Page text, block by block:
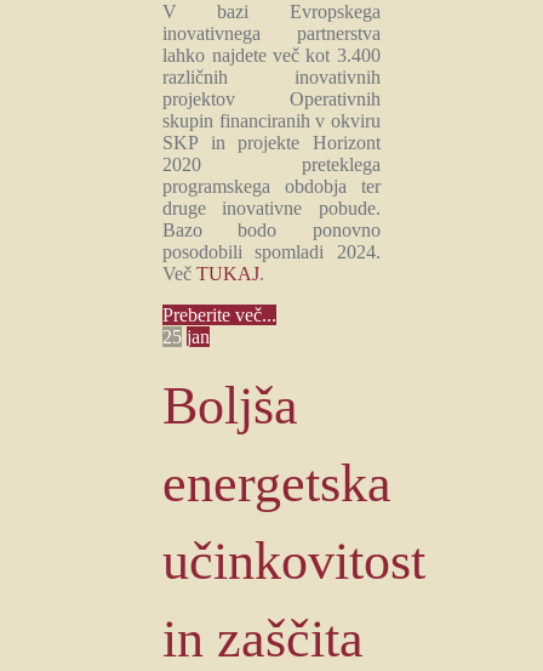
V bazi Evropskega
inovativnega partnerstva
lahko najdete več kot 3.400
različnih inovativnih
projektov Operativnih
skupin financiranih v okviru
SKP in projekte Horizont
2020 preteklega
programskega obdobja ter
druge inovativne pobude.
Bazo bodo ponovno
posodobili spomladi 2024.
VečTUKAJ.
Preberite več...
25 jan
Boljša
energetska
učinkovitost
in zaščita